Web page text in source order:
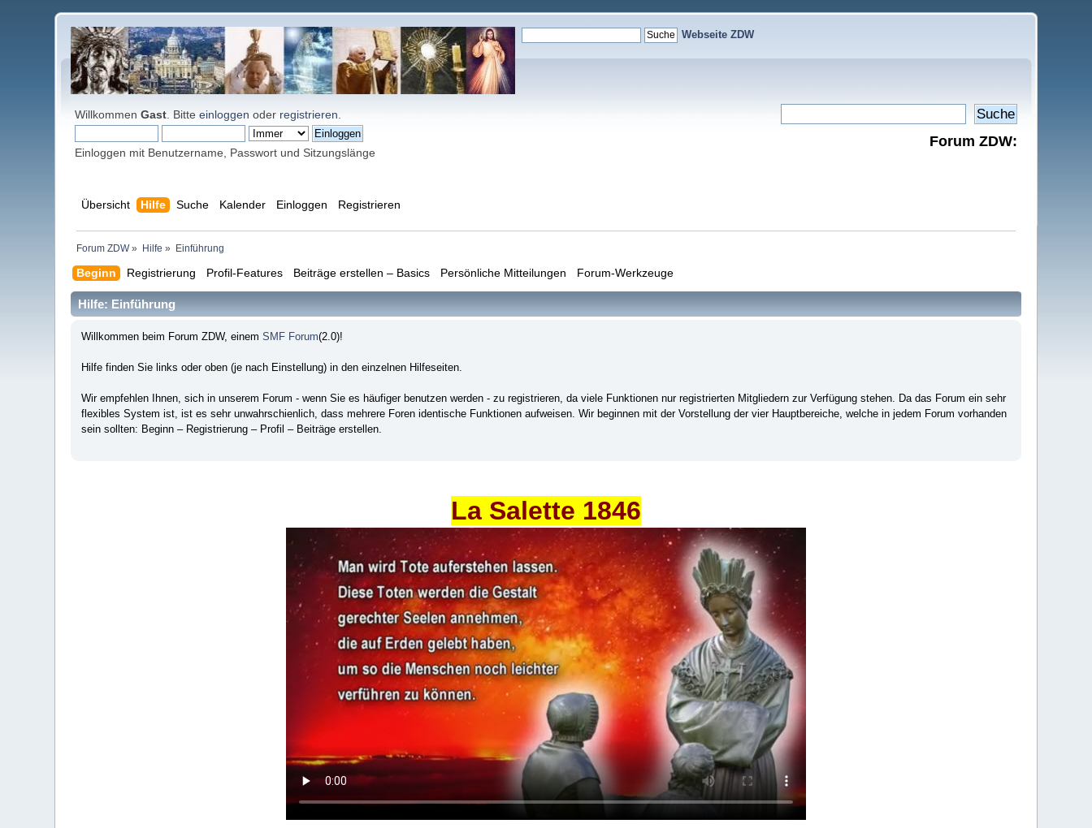
Webseite ZDW
WillkommenGast . Bitteeinloggen oder registrieren
Einloggen mit Benutzername, Passwort und Sitzungslänge
Forum ZDW:
Übersicht Hilfe Suche Kalender Einloggen Registrieren
Forum ZDW» Hilfe » Einführung
Beginn Registrierung Profil-Features Beiträge erstellen – Basics Persönliche Mitteilungen Forum-Werkzeuge
Hilfe: Einführung
Willkommen beim Forum ZDW, einem SMF Forum(2.0)!
Hilfe finden Sie links oder oben (je nach Einstellung) in den einzelnen Hilfeseiten.
Wir empfehlen Ihnen, sich in unserem Forum - wenn Sie es häufiger benutzen werden - zu registrieren, da viele Funktionen nur registrierten Mitgliedern zur Verfügung stehen. Da das Forum ein sehr
flexibles System ist, ist es sehr unwahrschienlich, dass mehrere Foren identische Funktionen aufweisen. Wir beginnen mit der Vorstellung der vier Hauptbereiche, welche in jedem Forum vorhanden
sein sollten: Beginn – Registrierung – Profil – Beiträge erstellen.
La Salette 1846